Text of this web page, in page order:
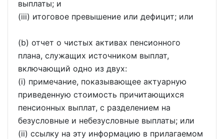
выплаты; и
(iii) итоговое превышение или дефицит; или
(b) отчет о чистых активах пенсионного
плана, служащих источником выплат,
включающий одно из двух:
(i) примечание, показывающее актуарную
приведенную стоимость причитающихся
пенсионных выплат, с разделением на
безусловные и небезусловные выплаты; или
(ii) ссылку на эту информацию в прилагаемом